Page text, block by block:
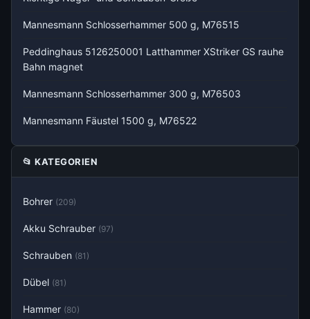
Mannesmann Schlosserhammer 500 g, M76515
Peddinghaus 5126250001 Latthammer XStriker GS rauhe
Bahn magnet
Mannesmann Schlosserhammer 300 g, M76503
Mannesmann Fäustel 1500 g, M76522
📂 KATEGORIEN
Bohrer (209)
Akku Schrauber (97)
Schrauben (81)
Dübel (81)
Hammer (80)